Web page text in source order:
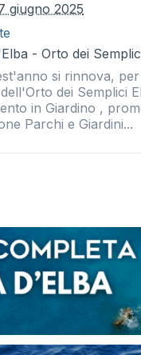
giugno 2025
- Orto dei
si rinnova,
dei Semplici
in Giardino ,
Parchi e Giardini...